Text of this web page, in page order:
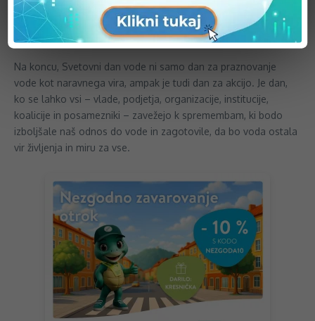
industrije, nesreč do miru. Potrebne so hitre, transformativne
spremembe, pri katerih lahko vsakdo igra svojo vlogo. Vsako
dejanje – ne glede na to, kako majhno – bo naredilo razliko.
Na koncu, Svetovni dan vode ni samo dan za praznovanje
vode kot naravnega vira, ampak je tudi dan za akcijo. Je dan,
ko se lahko vsi – vlade, podjetja, organizacije, institucije,
koalicije in posamezniki – zavežejo k spremembam, ki bodo
izboljšale naš odnos do vode in zagotovile, da bo voda ostala
vir življenja in miru za vse.